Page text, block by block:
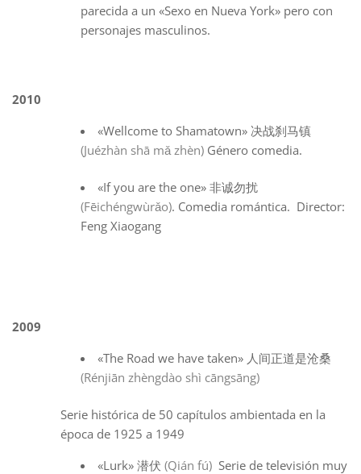
parecida a un «Sexo en Nueva York» pero con
personajes masculinos.
2010
«Wellcome to Shamatown» 决战刹马镇
(Juézhàn shā mǎ zhèn) Género comedia.
«If you are the one» 非诚勿扰
(Fēichéngwùrǎo). Comedia romántica. Director:
Feng Xiaogang
2009
«The Road we have taken» 人间正道是沧桑
(Rénjiān zhèngdào shì cāngsāng)
Serie histórica de 50 capítulos ambientada en la
época de 1925 a 1949
«Lurk» 潜伏 (Qián fú) Serie de televisión muy